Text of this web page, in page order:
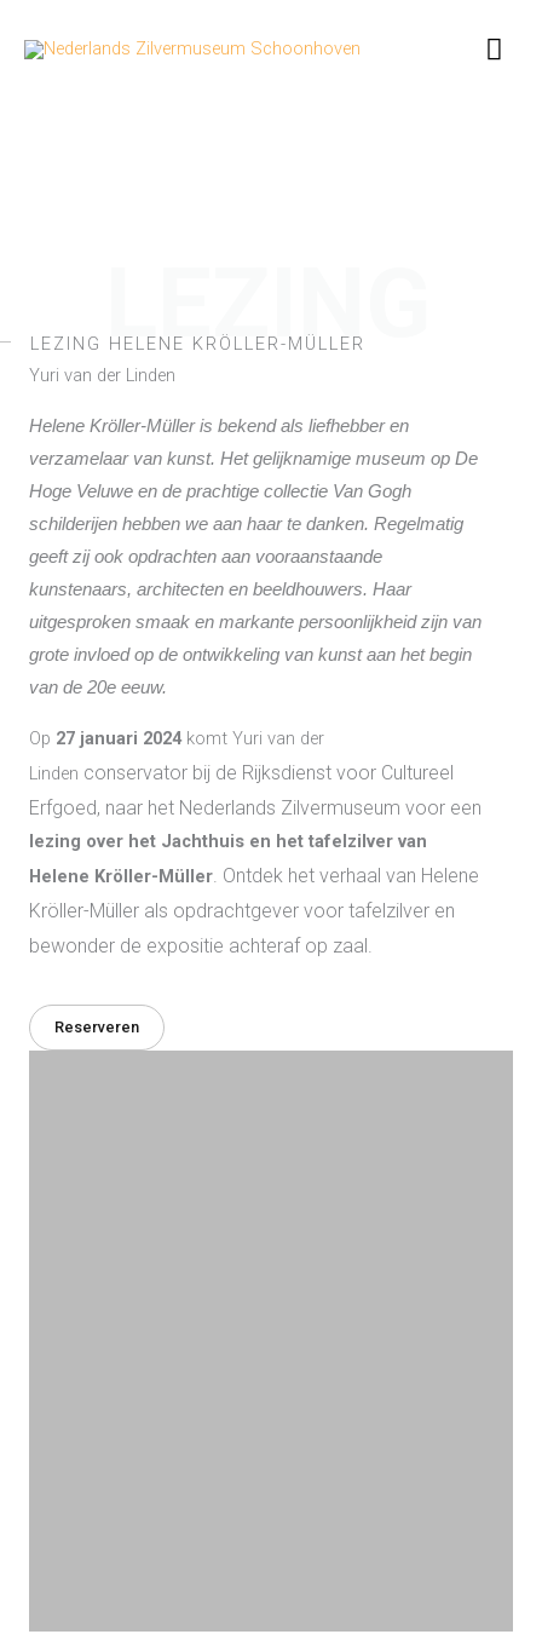
naar
LEZING
LEZING HELENE KRÖLLER-MÜLLER
Yuri van der Linden
Helene Kröller-Müller is bekend als liefhebber en
verzamelaar van kunst. Het gelijknamige museum op De
Hoge Veluwe en de prachtige collectie Van Gogh
schilderijen hebben we aan haar te danken. Regelmatig
geeft zij ook opdrachten aan vooraanstaande
kunstenaars, architecten en beeldhouwers. Haar
uitgesproken smaak en markante persoonlijkheid zijn van
grote invloed op de ontwikkeling van kunst aan het begin
van de 20e eeuw.
Op 27 januari 2024komt Yuri van der
Linden conservator bij de Rijksdienst voor Cultureel
Erfgoed, naar het Nederlands Zilvermuseum voor een
lezing over het Jachthuis en het tafelzilver van
Helene Kröller-Müller. Ontdek het verhaal van Helene
Kröller-Müller als opdrachtgever voor tafelzilver en
bewonder de expositie achteraf op zaal.
Reserveren